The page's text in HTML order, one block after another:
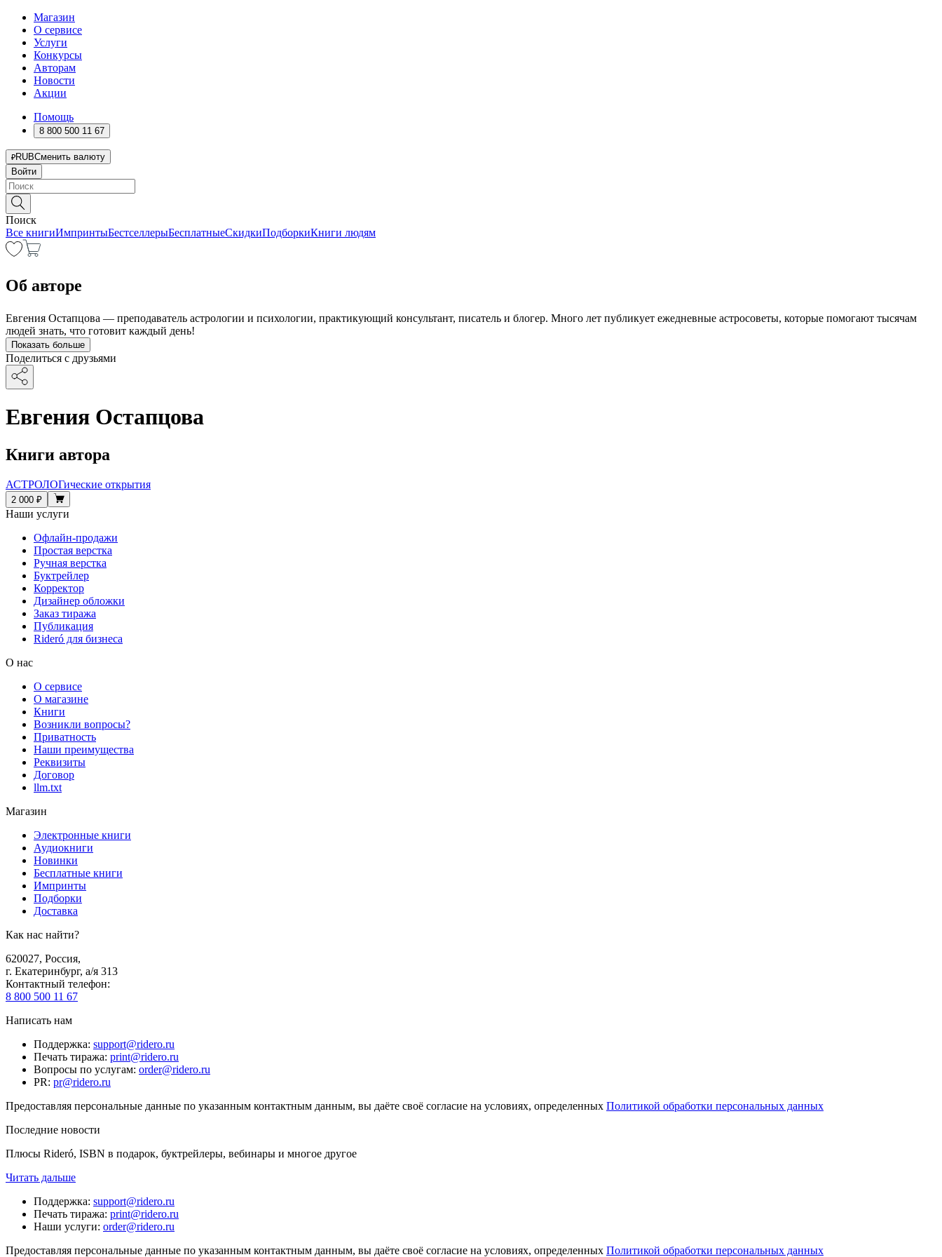
Магазин
О сервисе
Услуги
Конкурсы
Авторам
Новости
Акции
Помощь
8 800 500 11 67
RUBСменить валюту
Войти
Поиск
Все книгиИмпринтыБестселлерыБесплатныеСкидкиПодборкиКниги людям
Об авторе
Евгения Остапцова — преподаватель астрологии и психологии, практикующий консультант, писатель и блогер. Много лет публикует ежедневные астросоветы, которые помогают тысячам
людей знать, что готовит каждый день!
Показать больше
Поделиться с друзьями
Евгения Остапцова
Книги автора
АСТРОЛОГические открытия
2 000 ₽
Наши услуги
Офлайн-продажи
Простая верстка
Ручная верстка
Буктрейлер
Корректор
Дизайнер обложки
Заказ тиража
Публикация
Rideró для бизнеса
О нас
О сервисе
О магазине
Книги
Возникли вопросы?
Приватность
Наши преимущества
Реквизиты
Договор
llm.txt
Магазин
Электронные книги
Аудиокниги
Новинки
Бесплатные книги
Импринты
Подборки
Доставка
Как нас найти?
620027, Россия,
г. Екатеринбург, а/я 313
Контактный телефон:
8 800 500 11 67
Написать нам
Поддержка: support@ridero.ru
Печать тиража: print@ridero.ru
Вопросы по услугам: order@ridero.ru
PR: pr@ridero.ru
Предоставляя персональные данные по указанным контактным данным, вы даёте своё согласие на условиях, определенных Политикой обработки персональных данных
Последние новости
Плюсы Rideró, ISBN в подарок, буктрейлеры, вебинары и многое другое
Читать дальше
Поддержка: support@ridero.ru
Печать тиража: print@ridero.ru
Наши услуги: order@ridero.ru
Предоставляя персональные данные по указанным контактным данным, вы даёте своё согласие на условиях, определенных Политикой обработки персональных данных